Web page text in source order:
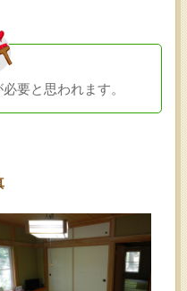
要と思われます。